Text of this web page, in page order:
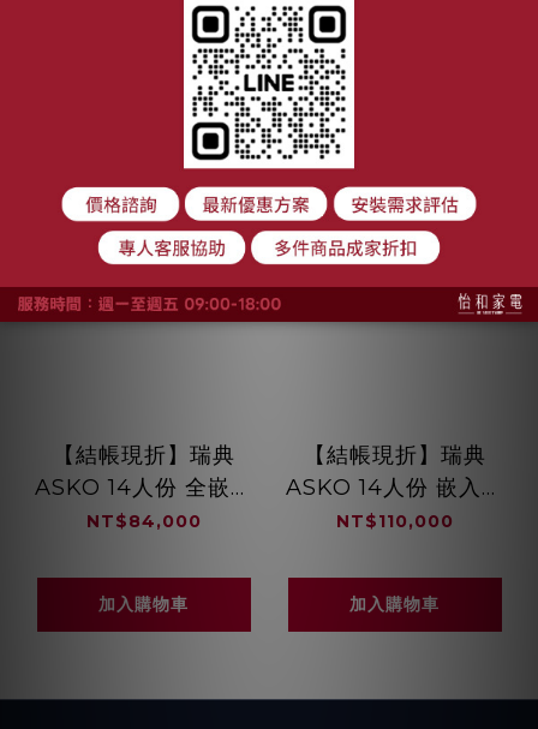
【結帳現折】瑞典
ASKO 14人份 全嵌式
洗碗機 DFI544D.TW
NT$84,000
加入購物車
【結帳現折】瑞典
ASKO 14人份 嵌入式
洗碗機 白色
NT$110,000
加入購物車